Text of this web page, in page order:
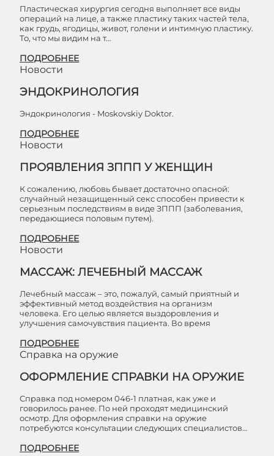
Пластическая хирургия сегодня выполняет все виды
операций на лице, а также пластику таких частей тела,
как грудь, ягодицы, живот, голени и интимную пластику.
То, что мы видим на т…
ПОДРОБНЕЕ
Новости
ЭНДОКРИНОЛОГИЯ
Эндокринология - Moskovskiy Doktor.
ПОДРОБНЕЕ
Новости
ПРОЯВЛЕНИЯ ЗППП У ЖЕНЩИН
К сожалению, любовь бывает достаточно опасной:
случайный незащищенный секс способен привести к
серьезным последствиям в виде ЗППП (заболевания,
передающиеся половым путем).
ПОДРОБНЕЕ
Новости
МАССАЖ: ЛЕЧЕБНЫЙ МАССАЖ
Лечебный массаж – это, пожалуй, самый приятный и
эффективный метод воздействия на организм
человека. Его целью является выздоровления и
улучшения самочувствия пациента. Во время
ПОДРОБНЕЕ
Справка на оружие
ОФОРМЛЕНИЕ СПРАВКИ НА ОРУЖИЕ
Справка под номером 046-1 платная, как уже и
говорилось ранее. По ней проходят медицинский
осмотр. Для оформления справки на оружие
потребуются консультации следующих специалистов…
ПОДРОБНЕЕ